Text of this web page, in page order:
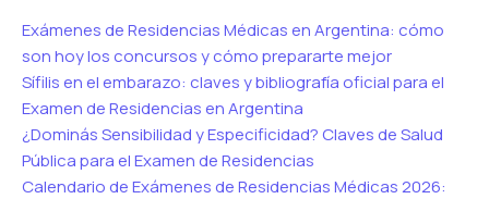
Exámenes de Residencias Médicas en Argentina: cómo
son hoy los concursos y cómo prepararte mejor
Sífilis en el embarazo: claves y bibliografía oficial para el
Examen de Residencias en Argentina
¿Dominás Sensibilidad y Especificidad? Claves de Salud
Pública para el Examen de Residencias
Calendario de Exámenes de Residencias Médicas 2026: